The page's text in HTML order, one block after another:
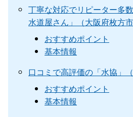
丁寧な対応でリピーター多
水道屋さん」（大阪府枚方市
おすすめポイント
基本情報
口コミで高評価の「水協」
おすすめポイント
基本情報